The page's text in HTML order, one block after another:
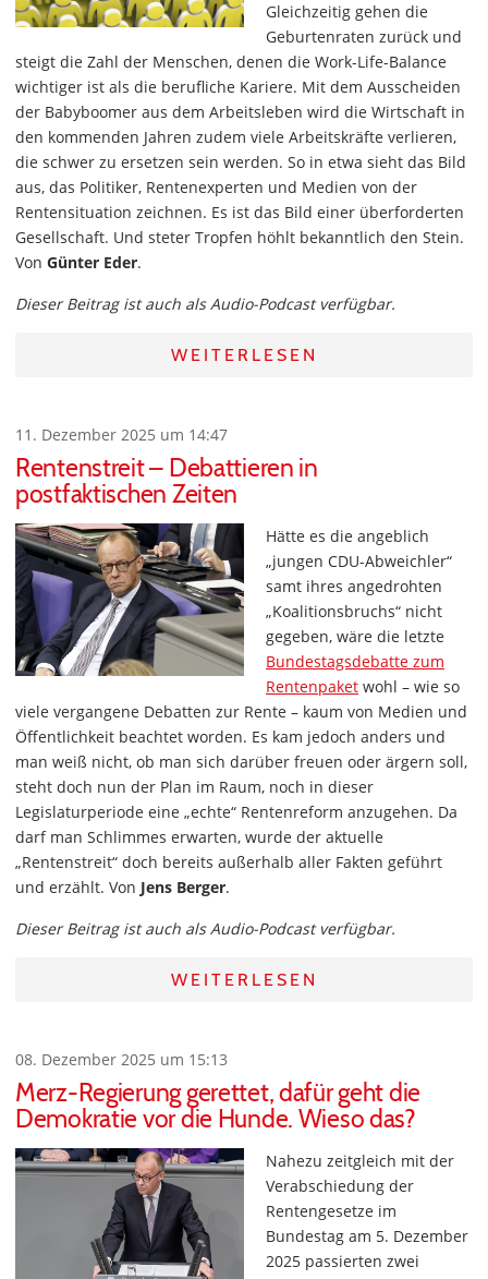
Gleichzeitig gehen die
Geburtenraten zurück und
steigt die Zahl der Menschen, denen die Work-Life-Balance
wichtiger ist als die berufliche Kariere. Mit dem Ausscheiden
der Babyboomer aus dem Arbeitsleben wird die Wirtschaft in
den kommenden Jahren zudem viele Arbeitskräfte verlieren,
die schwer zu ersetzen sein werden. So in etwa sieht das Bild
aus, das Politiker, Rentenexperten und Medien von der
Rentensituation zeichnen. Es ist das Bild einer überforderten
Gesellschaft. Und steter Tropfen höhlt bekanntlich den Stein.
Von Günter Eder.
Dieser Beitrag ist auch als Audio-Podcast verfügbar.
WEITERLESEN
11. Dezember 2025 um 14:47
Rentenstreit – Debattieren in
postfaktischen Zeiten
Hätte es die angeblich
„jungen CDU-Abweichler“
samt ihres angedrohten
„Koalitionsbruchs“ nicht
gegeben, wäre die letzte
Bundestagsdebatte zum
Rentenpaket wohl – wie so
viele vergangene Debatten zur Rente – kaum von Medien und
Öffentlichkeit beachtet worden. Es kam jedoch anders und
man weiß nicht, ob man sich darüber freuen oder ärgern soll,
steht doch nun der Plan im Raum, noch in dieser
Legislaturperiode eine „echte“ Rentenreform anzugehen. Da
darf man Schlimmes erwarten, wurde der aktuelle
„Rentenstreit“ doch bereits außerhalb aller Fakten geführt
und erzählt. Von Jens Berger.
Dieser Beitrag ist auch als Audio-Podcast verfügbar.
WEITERLESEN
08. Dezember 2025 um 15:13
Merz-Regierung gerettet, dafür geht die
Demokratie vor die Hunde. Wieso das?
Nahezu zeitgleich mit der
Verabschiedung der
Rentengesetze im
Bundestag am 5. Dezember
2025 passierten zwei